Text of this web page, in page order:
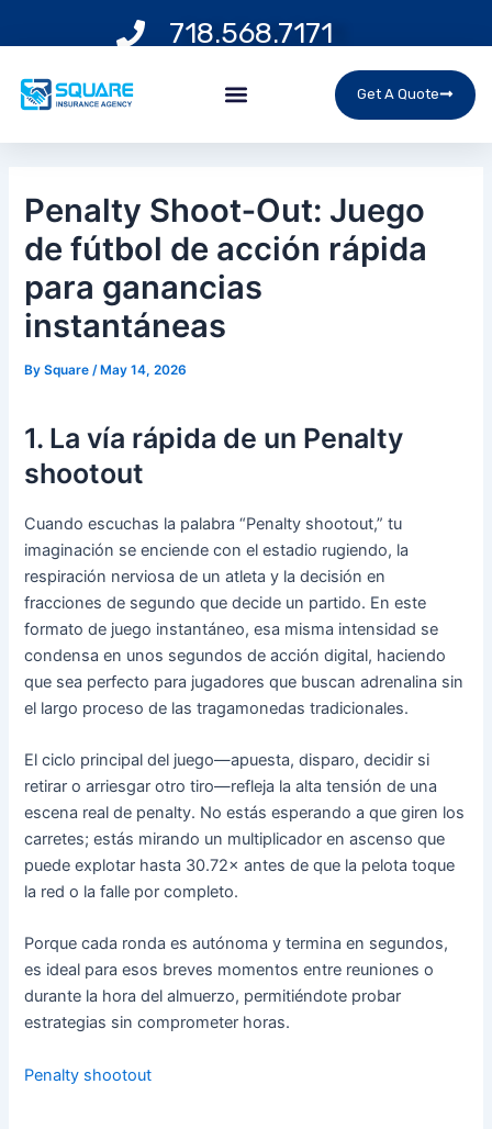
718.568.7171
Menu Get A Quote
Penalty Shoot‑Out: Juego
de fútbol de acción rápida
para ganancias
instantáneas
BySquare /May 14, 2026
1. La vía rápida de un Penalty
shootout
Cuando escuchas la palabra “Penalty shootout,” tu
imaginación se enciende con el estadio rugiendo, la
respiración nerviosa de un atleta y la decisión en
fracciones de segundo que decide un partido. En este
formato de juego instantáneo, esa misma intensidad se
condensa en unos segundos de acción digital, haciendo
que sea perfecto para jugadores que buscan adrenalina sin
el largo proceso de las tragamonedas tradicionales.
El ciclo principal del juego—apuesta, disparo, decidir si
retirar o arriesgar otro tiro—refleja la alta tensión de una
escena real de penalty. No estás esperando a que giren los
carretes; estás mirando un multiplicador en ascenso que
puede explotar hasta 30.72× antes de que la pelota toque
la red o la falle por completo.
Porque cada ronda es autónoma y termina en segundos,
es ideal para esos breves momentos entre reuniones o
durante la hora del almuerzo, permitiéndote probar
estrategias sin comprometer horas.
Penalty shootout